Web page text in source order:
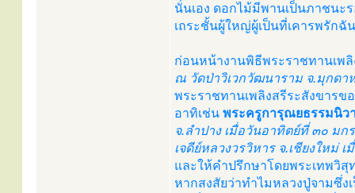
นั่นเอง ดอกไม้มีพานเป็นภาชนะ
เถระชั้นผู้ใหญ่ผู้เป็นที่เคารพรักฉั
ก่อนหน้างานพิธีพระราชทานเพลิ
ณ วัดป่าวิเวกวัฒนาราม จ.มุกด
พระราชทานเพลิงสรีระสังขาร
อาทิเช่น พระครูการุณยธรรมนิว
จ.ลำปาง เมื่อวันอาทิตย์ที่ ๓๐ ม
เจดีย์หลวงวรวิหาร จ.เชียงให
และให้คำปรึกษาโดยพระเทพวิ
หากสงสัยว่าทำไมหลวงปู่จามซึ่ง